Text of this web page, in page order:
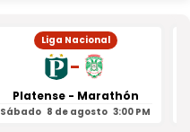
Liga Nacional
-
Platense - Marathón
Sábado 8 de agosto 3:00 PM